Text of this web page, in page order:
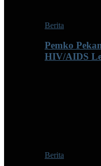
Berita
Pemko
HIV/AIDS
Berita